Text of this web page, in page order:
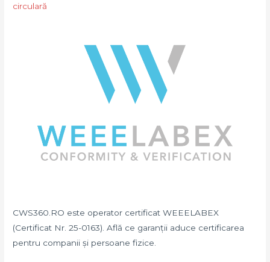
circulară
CWS360.RO este operator certificat WEEELABEX
(Certificat Nr. 25-0163). Află ce garanții aduce certificarea
pentru companii și persoane fizice.